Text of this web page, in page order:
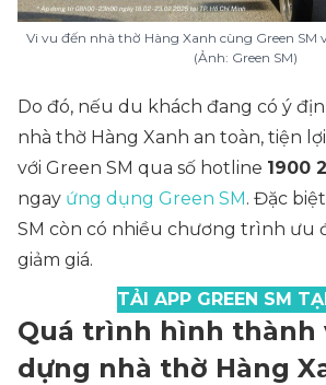
Vi vu đến nhà thờ Hàng Xanh cùng Green SM
(Ảnh: Green SM)
Do đó, nếu du khách đang có ý
nhà thờ Hàng Xanh an toàn, tiện
với Green SM qua số hotline 1900
ngay ứng dụng Green SM. Đặc
SM còn có nhiều chương trình ưu
giảm giá.
TẢI APP GREEN SM
Quá trình hình thành
dựng nhà thờ Hàng